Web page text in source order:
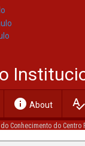
info About spellcheck
Conhecimento do Centro